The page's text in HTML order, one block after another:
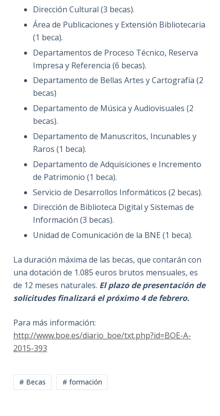
Dirección Cultural (3 becas).
Área de Publicaciones y Extensión Bibliotecaria
(1 beca).
Departamentos de Proceso Técnico, Reserva
Impresa y Referencia (6 becas).
Departamento de Bellas Artes y Cartografía (2
becas)
Departamento de Música y Audiovisuales (2
becas).
Departamento de Manuscritos, Incunables y
Raros (1 beca).
Departamento de Adquisiciones e Incremento
de Patrimonio (1 beca).
Servicio de Desarrollos Informáticos (2 becas).
Dirección de Biblioteca Digital y Sistemas de
Información (3 becas).
Unidad de Comunicación de la BNE (1 beca).
La duración máxima de las becas, que contarán con
una dotación de 1.085 euros brutos mensuales, es
de 12 meses naturales. El plazo de presentación de
solicitudes finalizará el próximo 4 de febrero.
Para más información:
http://www.boe.es/diario_boe/txt.php?id=BOE-A-
2015-393
# Becas # formación